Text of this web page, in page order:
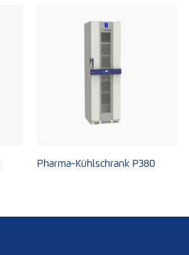
Pharma-Kühlschrank P380